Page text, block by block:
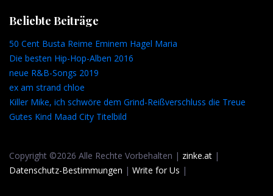
Beliebte Beiträge
50 Cent Busta Reime Eminem Hagel Maria
Die besten Hip-Hop-Alben 2016
neue R&B-Songs 2019
ex am strand chloe
Killer Mike, ich schwöre dem Grind-Reißverschluss die Treue
Gutes Kind Maad City Titelbild
Copyright ©2026 Alle Rechte Vorbehalten | zinke.at |
Datenschutz-Bestimmungen | Write for Us |